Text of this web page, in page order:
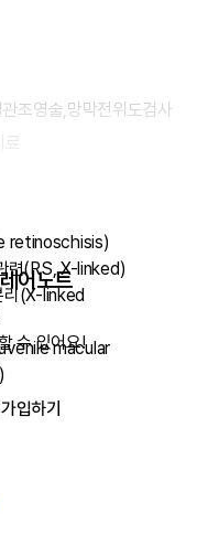
조영술,망막전위도검사
료
retinoschisis)
련(RS, X-linked)
리(X-linked
macular
어노트
수 있어요!
입하기